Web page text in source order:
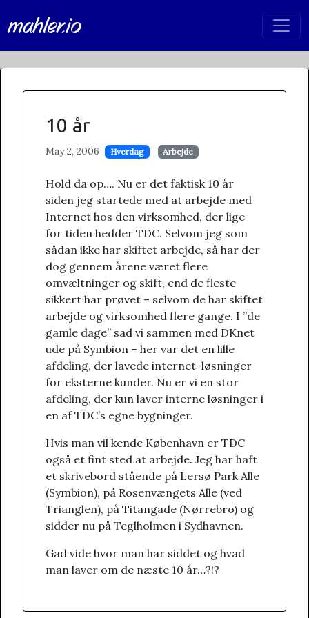
mahler.io
10 år
May 2, 2006 Hverdag Arbejde
Hold da op…. Nu er det faktisk 10 år
siden jeg startede med at arbejde med
Internet hos den virksomhed, der lige
for tiden hedder TDC. Selvom jeg som
sådan ikke har skiftet arbejde, så har der
dog gennem årene været flere
omvæltninger og skift, end de fleste
sikkert har prøvet – selvom de har skiftet
arbejde og virksomhed flere gange. I ”de
gamle dage” sad vi sammen med DKnet
ude på Symbion – her var det en lille
afdeling, der lavede internet-løsninger
for eksterne kunder. Nu er vi en stor
afdeling, der kun laver interne løsninger i
en af TDC’s egne bygninger.
Hvis man vil kende København er TDC
også et fint sted at arbejde. Jeg har haft
et skrivebord stående på Lersø Park Alle
(Symbion), på Rosenvængets Alle (ved
Trianglen), på Titangade (Nørrebro) og
sidder nu på Teglholmen i Sydhavnen.
Gad vide hvor man har siddet og hvad
man laver om de næste 10 år…?!?